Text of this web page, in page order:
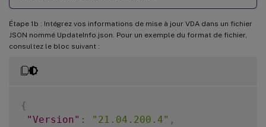
Étape 1b : Intégrez vos informations de mise à jour VDA dans un fichier
JSON nommé UpdateInfo.json. Pour un exemple du format de fichier,
consultez le bloc suivant :
{
"Version" : "21.04.200.4" ,